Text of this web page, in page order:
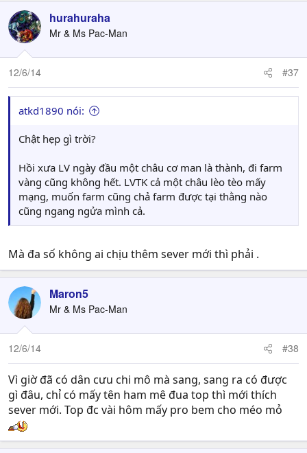
hurahuraha
Mr & Ms Pac-Man
12/6/14 #37
atkd1890 nói:
Chật hẹp gì trời?
Hồi xưa LV ngày đầu một châu cơ man là thành, đi farm
vàng cũng không hết. LVTK cả một châu lèo tèo mấy
mạng, muốn farm cũng chả farm được tại thằng nào
cũng ngang ngửa mình cả.
Mà đa số không ai chịu thêm sever mới thì phải .
Maron5
Mr & Ms Pac-Man
12/6/14 #38
Vì giờ đã có dân cưu chi mô mà sang, sang ra có được
gì đâu, chỉ có mấy tên ham mê đua top thì mới thích
sever mới. Top đc vài hôm mấy pro bem cho méo mỏ